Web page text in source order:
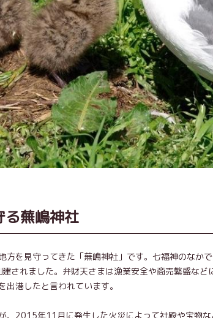
る蕪嶋神社
方を見守ってきた「蕪嶋神社」です。七福神のなか
されました。弁財天さまは漁業安全や商売繁盛など
港したと言われています。
、2015年11月に発生した火災によって社殿や宝物